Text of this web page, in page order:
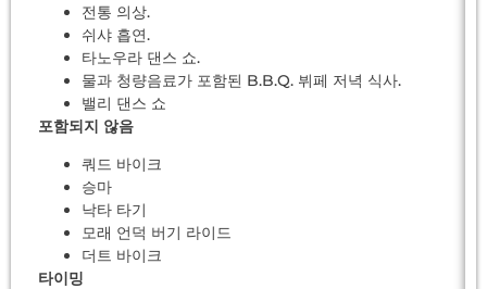
전통 의상.
쉬샤 흡연.
타노우라 댄스 쇼.
물과 청량음료가 포함된 B.B.Q. 뷔페 저녁 식사.
밸리 댄스 쇼
포함되지 않음
쿼드 바이크
승마
낙타 타기
모래 언덕 버기 라이드
더트 바이크
타이밍